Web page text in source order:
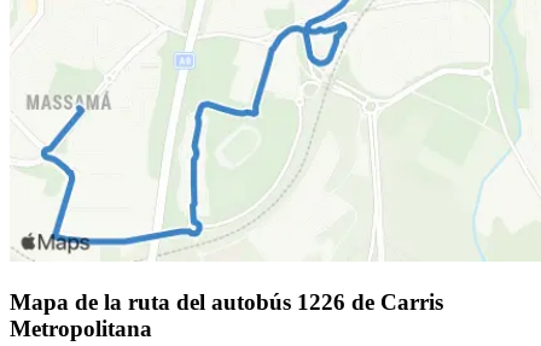
Mapa de la ruta del autobús 1226 de Carris
Metropolitana